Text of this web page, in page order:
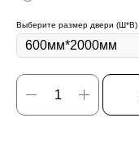
Выберите размер двери (Ш*В)